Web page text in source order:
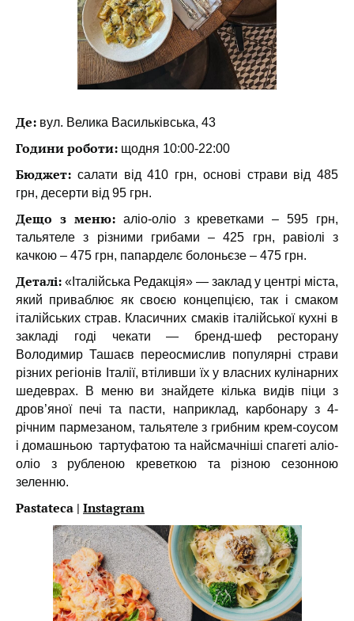
Де: вул. Велика Васильківська, 43
Години роботи: щодня 10:00-22:00
Бюджет: салати від 410 грн, основі страви від 485
грн, десерти від 95 грн.
Дещо з меню:аліо-оліо з креветками – 595 грн,
тальятеле з різними грибами – 425 грн, равіолі з
качкою – 475 грн, папарделє болоньєзе – 475 грн.
Деталі: «Італійська Редакція» — заклад у центрі міста,
який приваблює як своєю концепцією, так і смаком
італійських страв. Класичних смаків італійської кухні в
закладі годі чекати — бренд-шеф ресторану
Володимир Ташаєв переосмислив популярні страви
різних регіонів Італії, втіливши їх у власних кулінарних
шедеврах. В меню ви знайдете кілька видів піци з
дров’яної печі та пасти, наприклад, карбонару з 4-
річним пармезаном, тальятеле з грибним крем-соусом
і домашньою тартуфатою та найсмачніші спагеті аліо-
оліо з рубленою креветкою та різною сезонною
зеленню.
Pastateca | Instagram